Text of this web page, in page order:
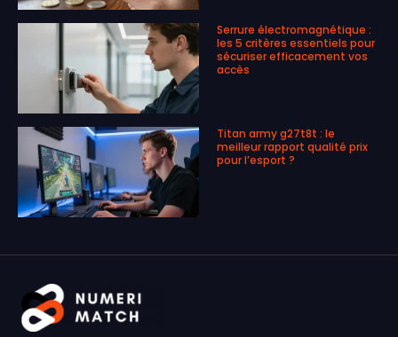
Serrure électromagnétique :
les 5 critères essentiels pour
sécuriser efficacement vos
accès
Titan army g27t8t : le
meilleur rapport qualité prix
pour l’esport ?